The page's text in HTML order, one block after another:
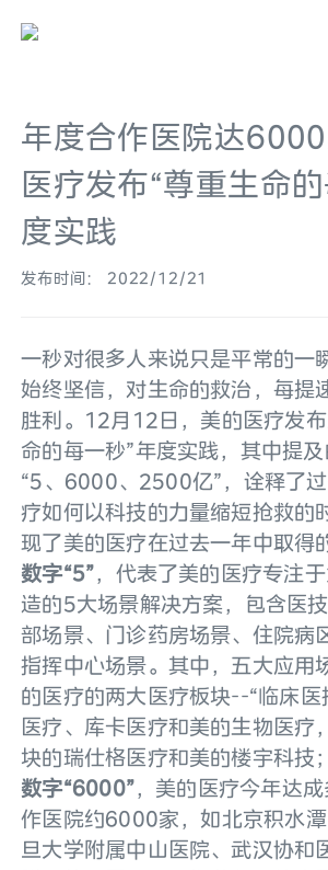
年度合作医院达
医疗发布“尊重生命
度实践
发布时间： 2022/12/21
一秒对很多人来说只是平常的一
始终坚信，对生命的救治，每提
胜利。12月12日，美的医疗发
命的每一秒”年度实践，其中提
“5、6000、2500亿”，诠释了
疗如何以科技的力量缩短抢救的
现了美的医疗在过去一年中取得
数字“5”，代表了美的医疗专注
造的5大场景解决方案，包含医
部场景、门诊药房场景、住院病
指挥中心场景。其中，五大应用
的医疗的两大医疗板块--“临床医
医疗、库卡医疗和美的生物医疗
块的瑞仕格医疗和美的楼宇科技；
数字“6000”，美的医疗今年达
作医院约6000家，如北京积水
旦大学附属中山医院、武汉协和